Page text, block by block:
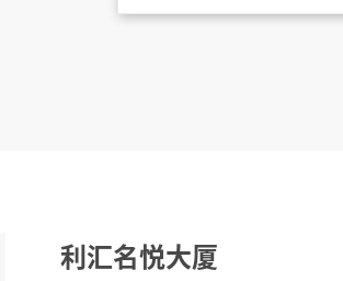
利汇名悦大厦